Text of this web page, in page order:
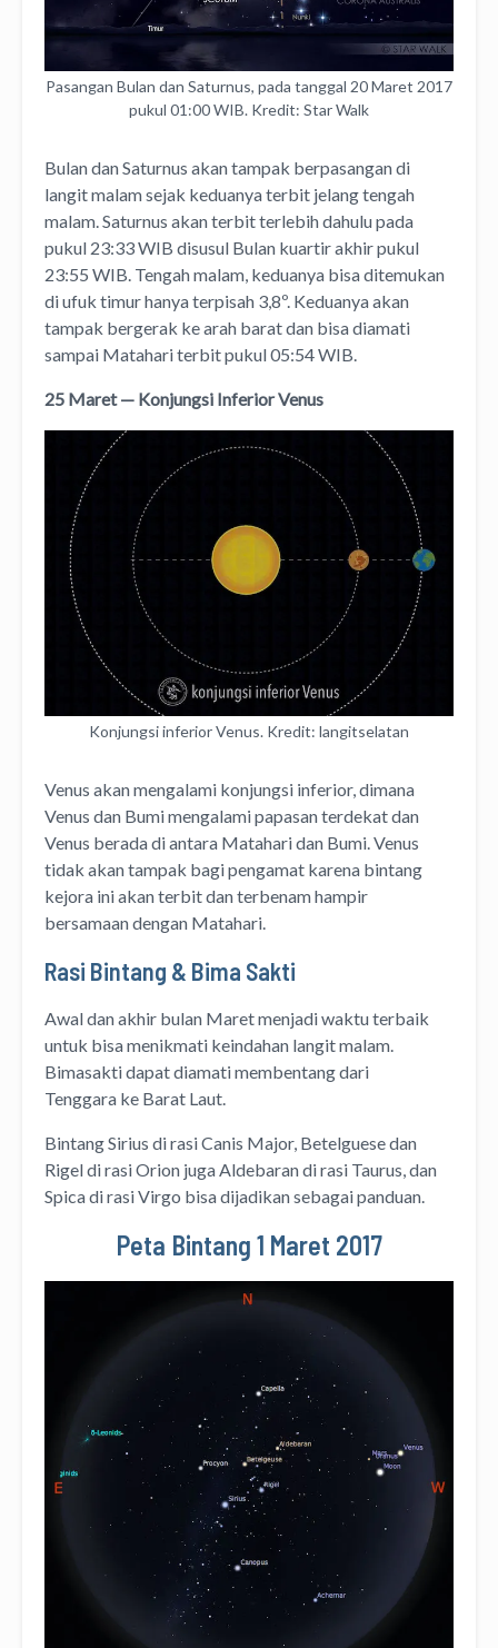
Pasangan Bulan dan Saturnus, pada tanggal 20 Maret 2017
pukul 01:00 WIB. Kredit: Star Walk
Bulan dan Saturnus akan tampak berpasangan di
langit malam sejak keduanya terbit jelang tengah
malam. Saturnus akan terbit terlebih dahulu pada
pukul 23:33 WIB disusul Bulan kuartir akhir pukul
23:55 WIB. Tengah malam, keduanya bisa ditemukan
di ufuk timur hanya terpisah 3,8º. Keduanya akan
tampak bergerak ke arah barat dan bisa diamati
sampai Matahari terbit pukul 05:54 WIB.
25 Maret — Konjungsi Inferior Venus
Konjungsi inferior Venus. Kredit: langitselatan
Venus akan mengalami konjungsi inferior, dimana
Venus dan Bumi mengalami papasan terdekat dan
Venus berada di antara Matahari dan Bumi. Venus
tidak akan tampak bagi pengamat karena bintang
kejora ini akan terbit dan terbenam hampir
bersamaan dengan Matahari.
Rasi Bintang & Bima Sakti
Awal dan akhir bulan Maret menjadi waktu terbaik
untuk bisa menikmati keindahan langit malam.
Bimasakti dapat diamati membentang dari
Tenggara ke Barat Laut.
Bintang Sirius di rasi Canis Major, Betelguese dan
Rigel di rasi Orion juga Aldebaran di rasi Taurus, dan
Spica di rasi Virgo bisa dijadikan sebagai panduan.
Peta Bintang 1 Maret 2017